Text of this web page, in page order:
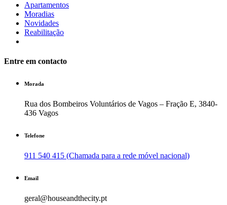
Apartamentos
Moradias
Novidades
Reabilitação
Entre em contacto
Morada
Rua dos Bombeiros Voluntários de Vagos – Fração E, 3840-
436 Vagos
Telefone
911 540 415 (Chamada para a rede móvel nacional)
Email
geral@houseandthecity.pt